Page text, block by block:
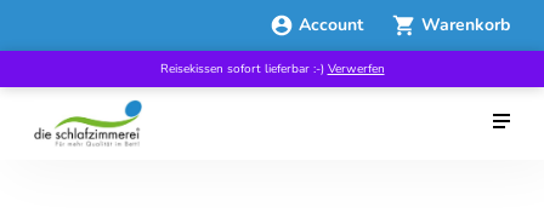
Account Warenkorb
Reisekissen sofort lieferbar :-) Verwerfen